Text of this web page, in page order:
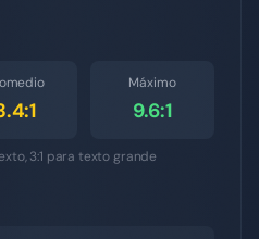
:1
Máximo
9.6:1
3:1 para texto grande